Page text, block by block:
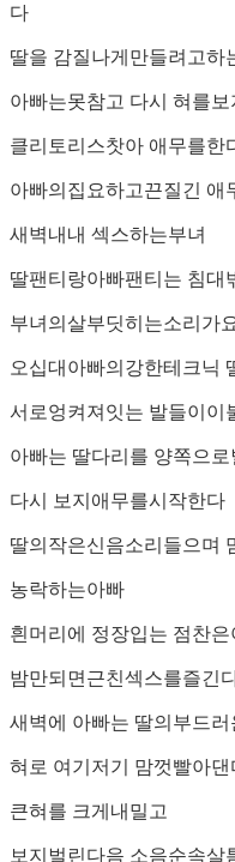
다
딸을 감질나게만들려고하
아빠는못참고 다시 혀를
클리토리스찻아 애무를한
아빠의집요하고끈질긴 애
새벽내내 섹스하는부녀
딸팬티랑아빠팬티는 침대
부녀의살부딧히는소리가
오십대아빠의강한테크닉
서로엉켜져잇는 발들이이
아빠는 딸다리를 양쪽으
다시 보지애무를시작한다
딸의작은신음소리들으며
농락하는아빠
흰머리에 정장입는 점찬
밤만되면근친섹스를즐긴
새벽에 아빠는 딸의부드
혀로 여기저기 맘껏빨아댄
큰혀를 크게내밀고
보지벌린다음 소음순속살